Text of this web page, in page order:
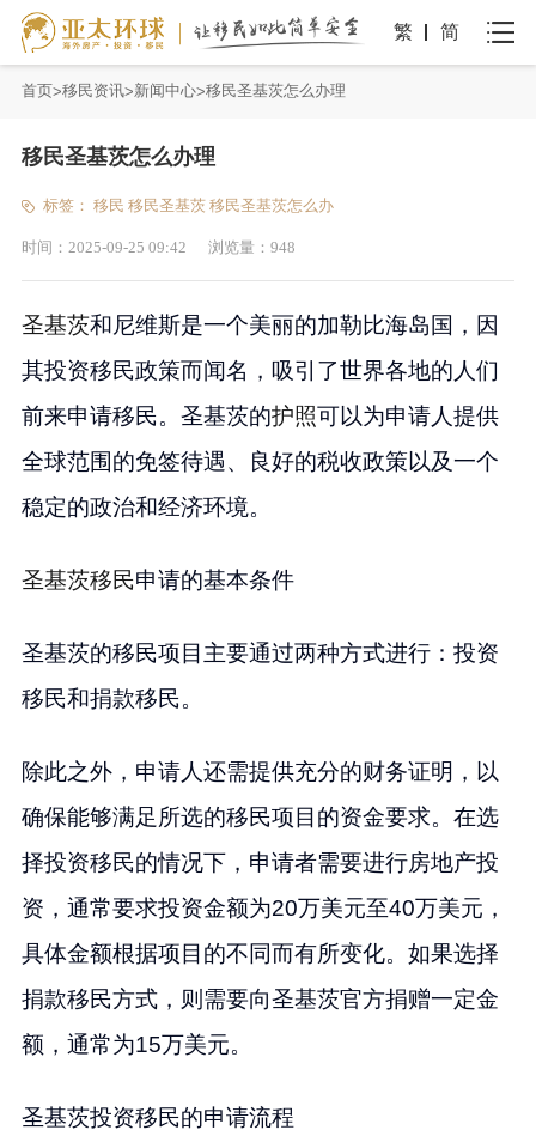
繁 简
首页 移民资讯 新闻中心 移民圣基茨怎么办理
移民圣基茨怎么办理
标签： 移民 移民圣基茨 移民圣基茨怎么办
时间： 2025-09-25 09:42 浏览量： 948
圣基茨和尼维斯是一个美丽的加勒比海岛国，因
其投资移民政策而闻名，吸引了世界各地的人们
前来申请移民。圣基茨的护照可以为申请人提供
全球范围的免签待遇、良好的税收政策以及一个
稳定的政治和经济环境。
圣基茨移民申请的基本条件
圣基茨的移民项目主要通过两种方式进行：投资
移民和捐款移民。
除此之外，申请人还需提供充分的财务证明，以
确保能够满足所选的移民项目的资金要求。在选
择投资移民的情况下，申请者需要进行房地产投
资，通常要求投资金额为20万美元至40万美元，
具体金额根据项目的不同而有所变化。如果选择
捐款移民方式，则需要向圣基茨官方捐赠一定金
额，通常为15万美元。
圣基茨投资移民的申请流程